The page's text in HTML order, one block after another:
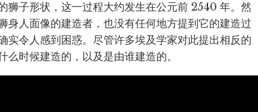
狮子形状，这一过程大约发生在公元前 2540 年。然
身人面像的建造者，也没有任何地方提到它的建造过
实令人感到困惑。尽管许多埃及学家对此提出相反的
时候建造的，以及是由谁建造的。